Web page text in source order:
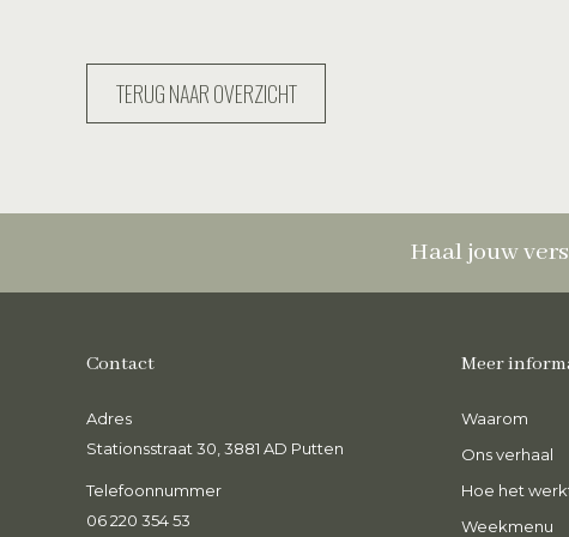
TERUG NAAR OVERZICHT
Haal jouw
Contact
Adres
Stationsstraat 30, 3881 AD Putten
Telefoonnummer
06 220 354 53
Meer
Waarom
Ons verhaal
Hoe het
Weekmenu
groente en zo goed van smaak! Heel blij
werkdag, heerlijk!
een